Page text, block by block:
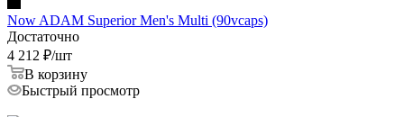
Now ADAM Superior Men's Multi (90vcaps)
Достаточно
4 212 ₽/шт
В корзину
Быстрый просмотр